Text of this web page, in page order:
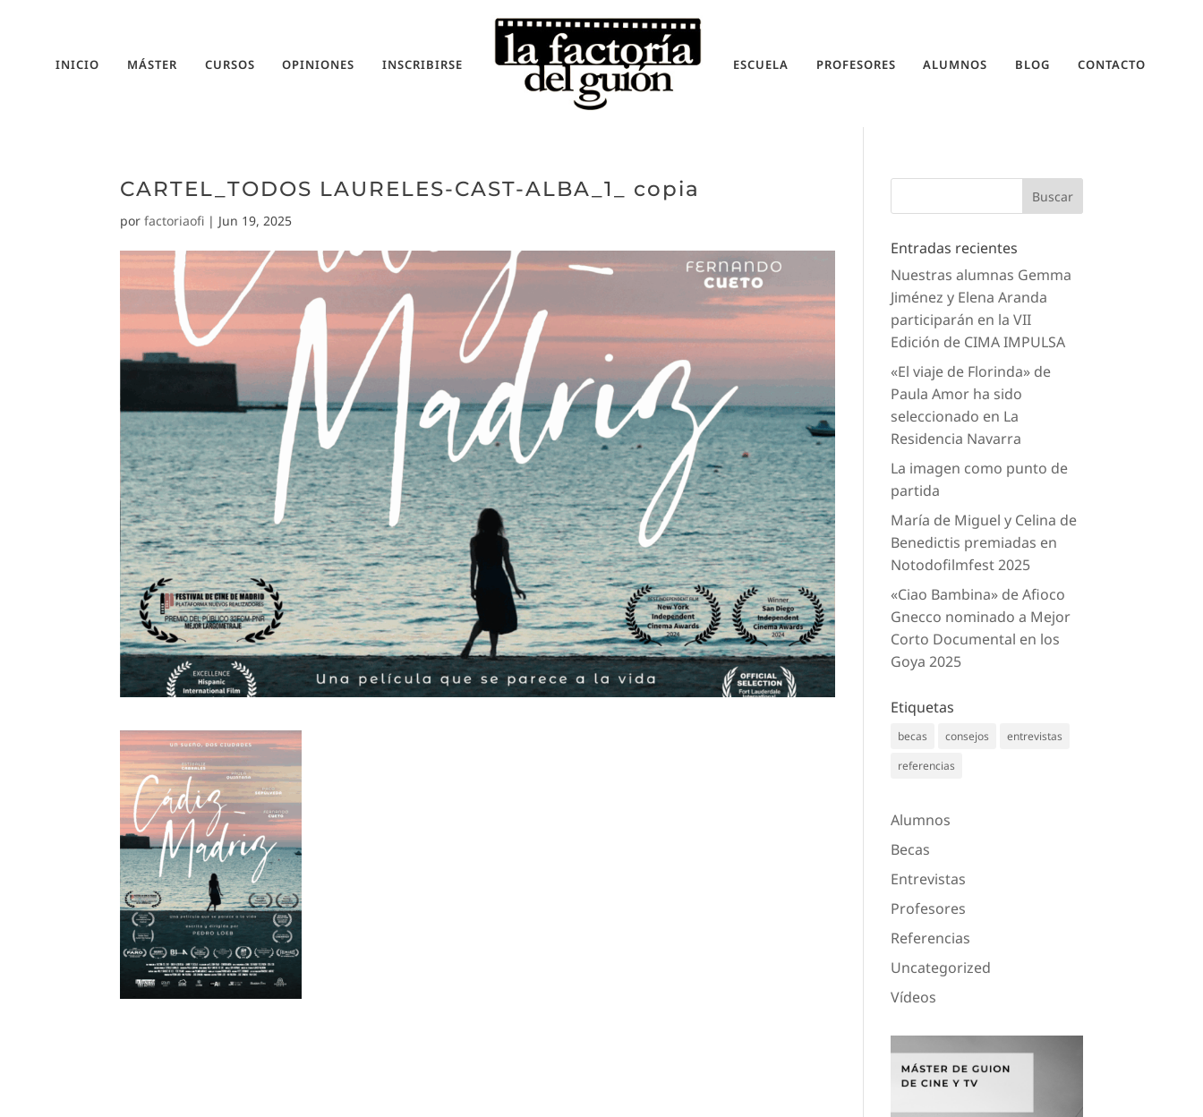
INICIO MÁSTER CURSOS OPINIONES INSCRIBIRSE ESCUELA PROFESORES ALUMNOS BLOG CONTACTO
CARTEL_TODOS LAURELES-CAST-ALBA_1_ copia
porfactoriaofi | Jun 19, 2025
Entradas recientes
Nuestras alumnas Gemma
Jiménez y Elena Aranda
participarán en la VII
Edición de CIMA IMPULSA
«El viaje de Florinda» de
Paula Amor ha sido
seleccionado en La
Residencia Navarra
La imagen como punto de
partida
María de Miguel y Celina de
Benedictis premiadas en
Notodofilmfest 2025
«Ciao Bambina» de Afioco
Gnecco nominado a Mejor
Corto Documental en los
Goya 2025
Etiquetas
becas consejos
entrevistas
referencias
Alumnos
Becas
Entrevistas
Profesores
Referencias
Uncategorized
Vídeos